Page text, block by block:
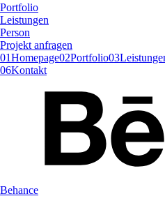
Portfolio
Leistungen
Person
Projekt anfragen
01Homepage02Portfolio03
06Kontakt
Behance